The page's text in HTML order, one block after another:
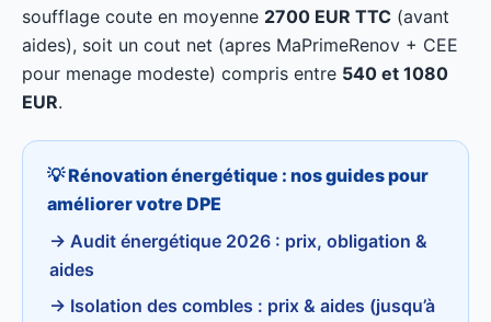
soufflage coute en moyenne 2700 EUR TTC (avant
aides), soit un cout net (apres MaPrimeRenov + CEE
pour menage modeste) compris entre 540 et 1080
EUR.
💡 Rénovation énergétique : nos guides pour
améliorer votre DPE
→ Audit énergétique 2026 : prix, obligation &
aides
→ Isolation des combles : prix & aides (jusqu’à